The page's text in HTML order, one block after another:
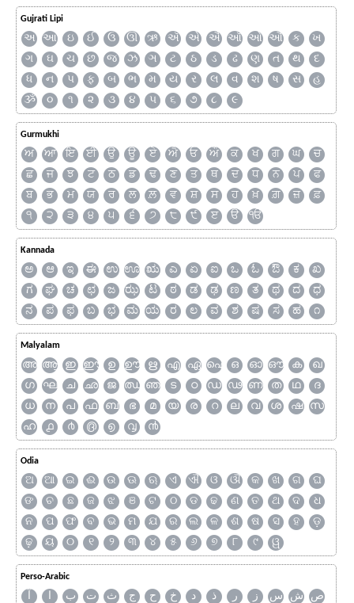
Gujrati Lipi
અ આ ઇ ઈ ઉ ઊ ઋ ઍ એ ઐ ઑ ઓ ઔ ક
ખ
ગ
ઘ ચ છ જ ઝ ઞ ટ ઠ ડ ઢ ણ ત થ
દ
ધ
ન પ ફ બ ભ મ ય ર લ વ શ ષ સ
હ
ૐ
૦ ૧ ૨ ૩ ૪ ૫ ૬ ૭ ૮ ૯
Gurmukhi
ਅ ਆ ਇ ਈ ਉ ਊ ਏ ਐ ਓ ਔ ਕ ਖ ਗ ਘ
ਚ
ਛ
ਜ ਝ ਟ ਠ ਡ ਢ ਣ ਤ ਥ ਦ ਧ ਨ ਪ
ਫ
ਬ
ਭ ਮ ਯ ਰ ਲ ਲ਼ ਵ ਸ਼ ਸ ਹ ਖ਼ ਗ਼ ਜ਼
ਫ਼
੧
੨ ੩ ੪ ੫ ੬ ੭ ੮ ੯ ੲ ੳ ੴ
Kannada
ಅ ಆ ಇ ಈ ಉ ಊ ಋ ಎ ಏ ಐ ಒ ಓ ಔ ಕ
ಖ
ಗ
ಘ ಚ ಛ ಜ ಝ ಟ ಠ ಡ ಢ ಣ ತ ಥ ದ
ಧ
ನ
ಪ ಫ ಬ ಭ ಮ ಯ ರ ಲ ವ ಶ ಷ ಸ ಹ ೧
Malyalam
അ ആ ഇ ഈ ഉ ഊ ഋ എ ഏ ഐ ഒ ഓ ഔ ക
ഖ
ഗ
ഘ ച ഛ ജ ഝ ഞ ട ഠ ഡ ഢ ണ ത ഥ
ദ
ധ
ന പ ഫ ബ ഭ മ യ ര റ ല വ ശ ഷ
സ
ഹ
൧ ൪ ൫ ൭ ൮ ൯
Odia
ଅ ଆ ଇ ଈ ଉ ଊ ଋ ଏ ଐ ଓ ଔ କ ଖ ଗ
ଘ
ଙ
ଚ ଛ ଜ ଝ ଞ ଟ ଠ ଡ ଢ ଣ ତ ଥ ଦ
ଧ
ନ
ପ ଫ ବ ଭ ମ ଯ ର ଲ ଳ ଶ ଷ ସ ହ
ଡ଼
ଢ଼
ୟ ୦ ୧ ୨ ୩ ୪ ୫ ୬ ୭ ୮ ୯ ୱ
Perso-Arabic
آ ا ب ت ث ج ح خ د ذ ر ز س ش ص